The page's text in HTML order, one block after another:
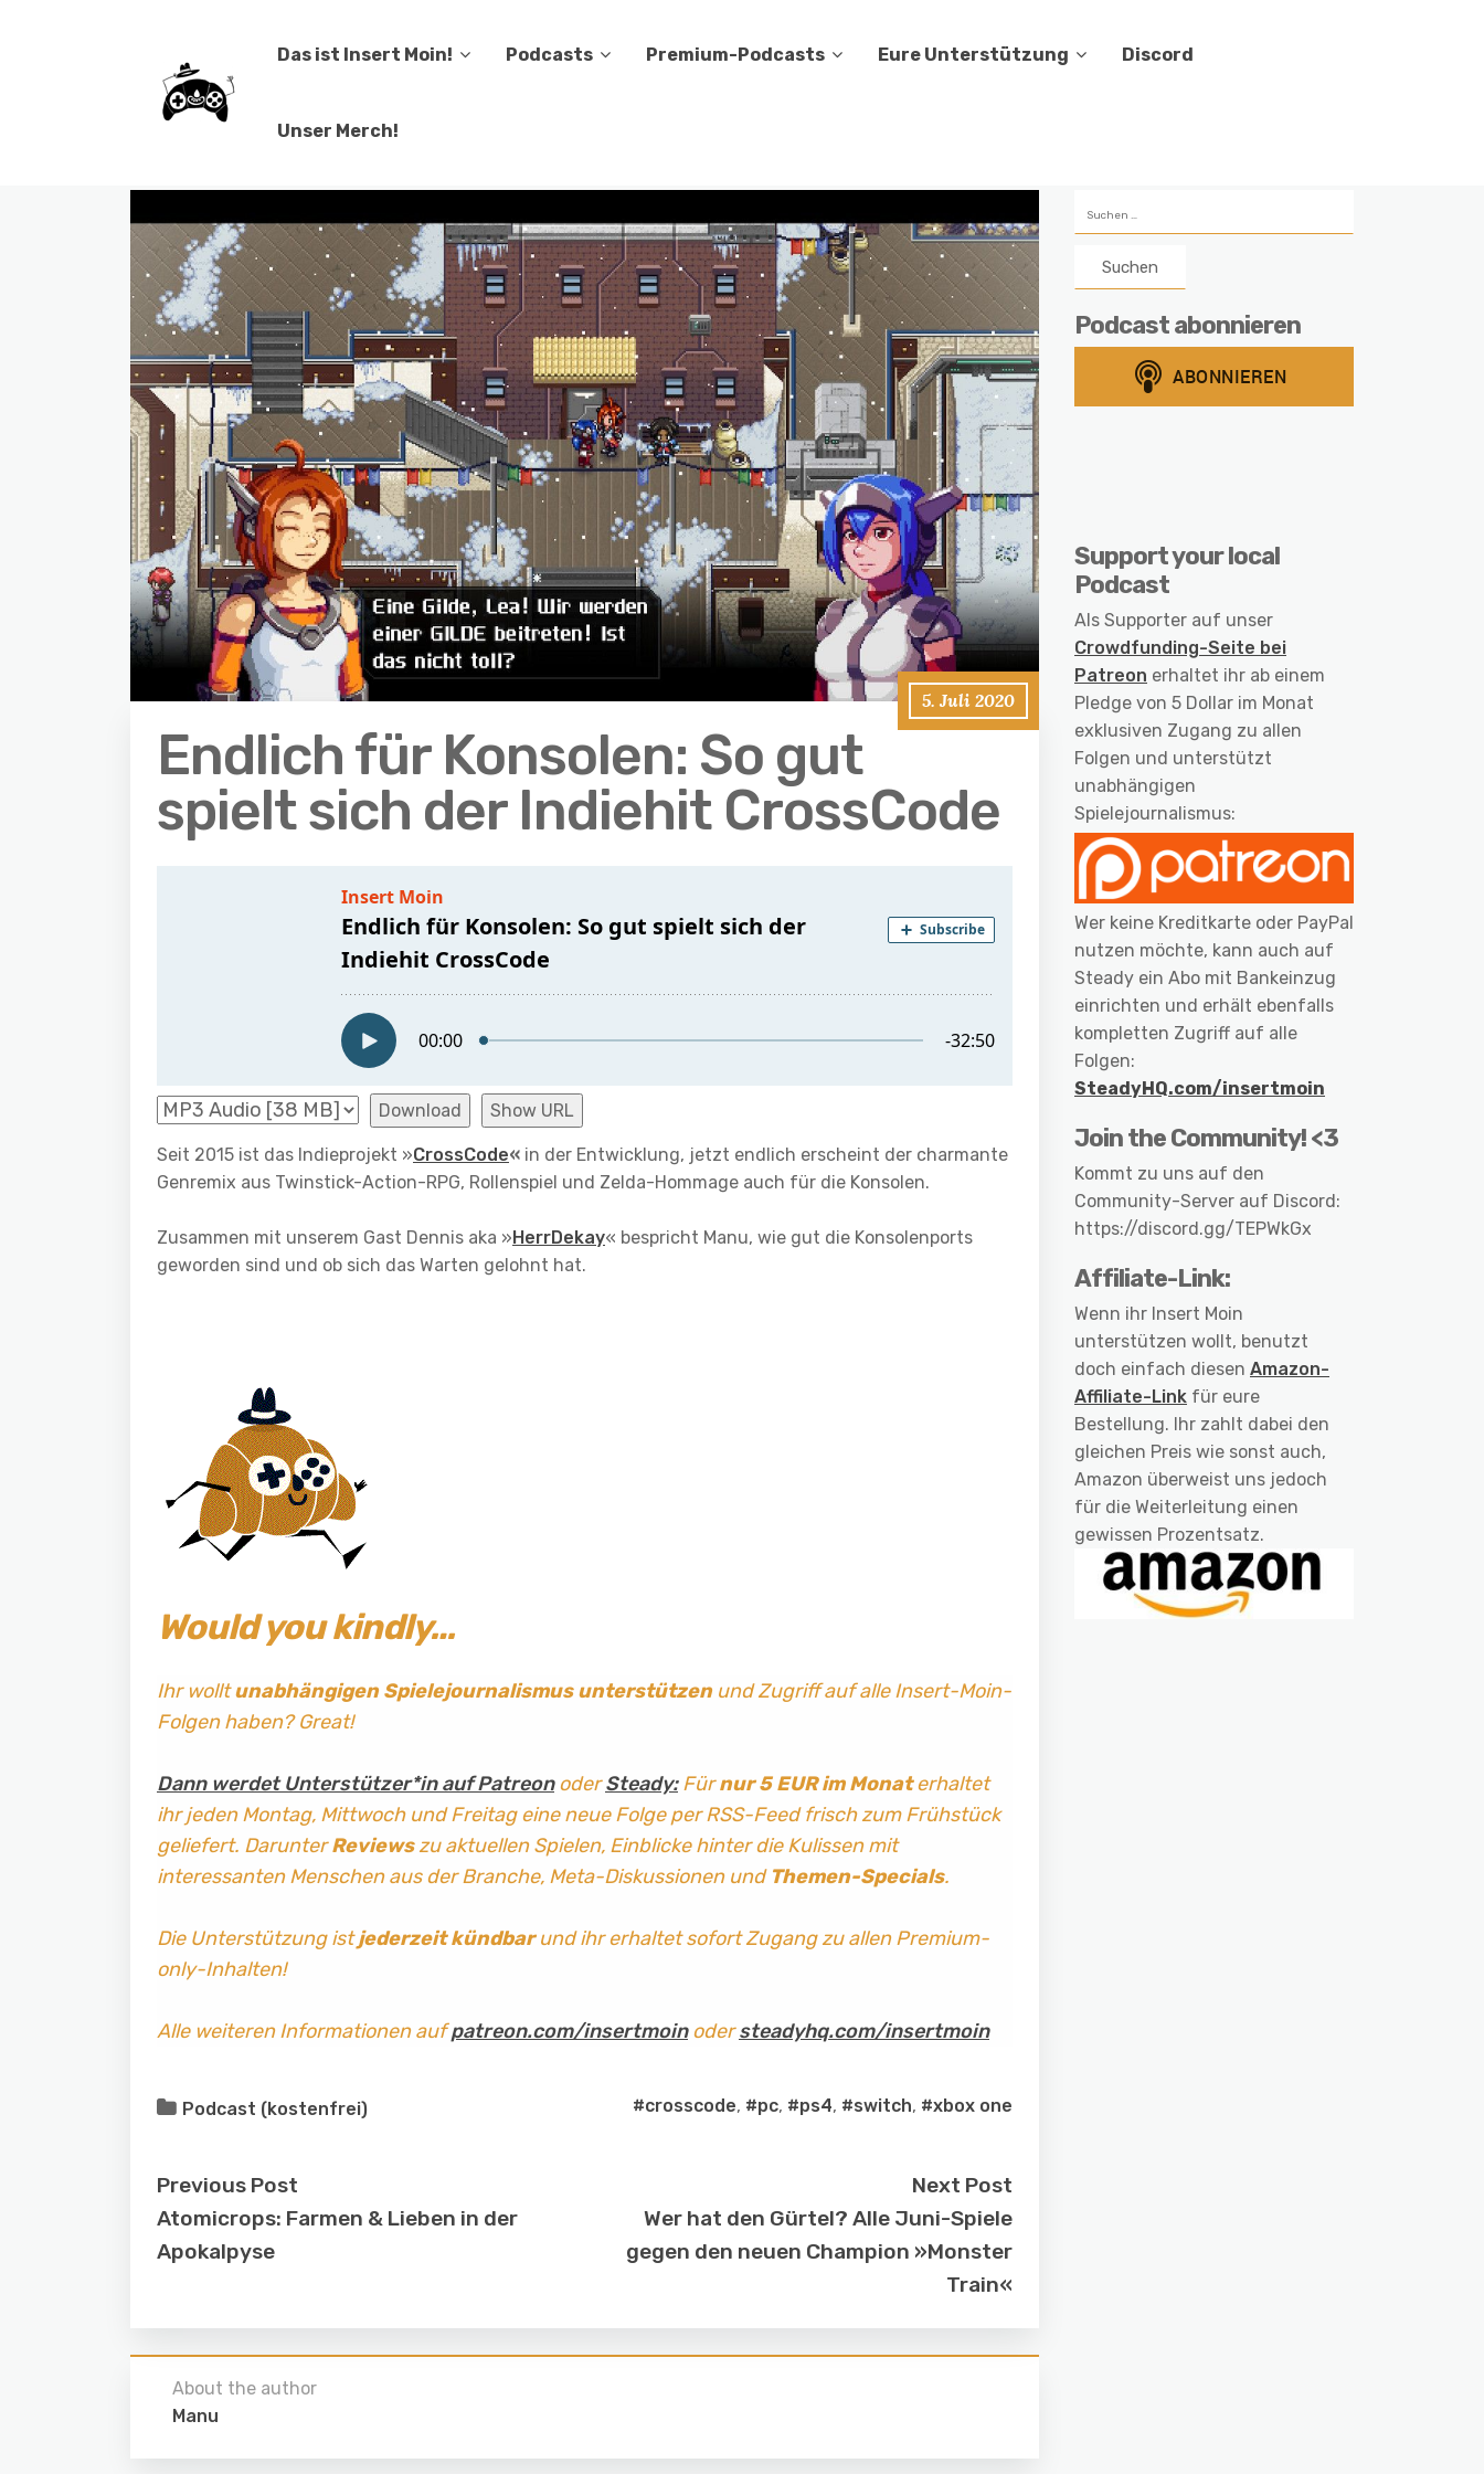
Das ist Insert Moin! Podcasts Premium-Podcasts Eure Unterstützung Discord
Unser Merch!
5. Juli 2020
Endlich für Konsolen: So gut
spielt sich der Indiehit CrossCode
Download Show URL
Seit 2015 ist das Indieprojekt »CrossCode« in der Entwicklung, jetzt endlich erscheint der charmante
Genremix aus Twinstick-Action-RPG, Rollenspiel und Zelda-Hommage auch für die Konsolen.
Zusammen mit unserem Gast Dennis aka »HerrDekay« bespricht Manu, wie gut die Konsolenports
geworden sind und ob sich das Warten gelohnt hat.
Would you kindly…
Ihr wolltunabhängigen Spielejournalismus unterstützenund Zugriff auf alle Insert-Moin-
Folgen haben? Great!
Dann werdet Unterstützer*in auf PatreonoderSteady:Fürnur 5 EUR im Monaterhaltet
ihr jeden Montag, Mittwoch und Freitag eine neue Folge per RSS-Feed frisch zum Frühstück
geliefert. DarunterReviewszu aktuellen Spielen, Einblicke hinter die Kulissen mit
interessanten Menschen aus der Branche, Meta-Diskussionen und Themen-Specials.
Die Unterstützung istjederzeit kündbarund ihr erhaltet sofort Zugang zu allen Premium-
only-Inhalten!
Alle weiteren Informationen aufpatreon.com/insertmoinodersteadyhq.com/insertmoin
Podcast (kostenfrei) #crosscode, #pc, #ps4, #switch, #xbox one
Previous Post
Atomicrops: Farmen & Lieben in der
Apokalpyse
Next Post
Wer hat den Gürtel? Alle Juni-Spiele
gegen den neuen Champion »Monster
Train«
About the author
Manu
nach:
Podcast abonnieren
Support your local
Podcast
Als Supporter auf unser
Crowdfunding-Seite bei
Patreon erhaltet ihr ab einem
Pledge von 5 Dollar im Monat
exklusiven Zugang zu allen
Folgen und unterstützt
unabhängigen
Spielejournalismus:
Wer keine Kreditkarte oder PayPal
nutzen möchte, kann auch auf
Steady ein Abo mit Bankeinzug
einrichten und erhält ebenfalls
kompletten Zugriff auf alle
Folgen:
SteadyHQ.com/insertmoin
Join the Community! <3
Kommt zu uns auf den
Community-Server auf Discord:
https://discord.gg/TEPWkGx
Affiliate-Link:
Wenn ihr Insert Moin
unterstützen wollt, benutzt
doch einfach diesen Amazon-
Affiliate-Link für eure
Bestellung. Ihr zahlt dabei den
gleichen Preis wie sonst auch,
Amazon überweist uns jedoch
für die Weiterleitung einen
gewissen Prozentsatz.